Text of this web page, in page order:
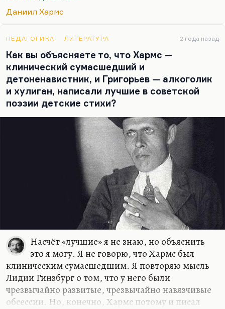
обэриутов… Я впервые столкнулся с Умкой-
переводчицей. Найдите эту книгу. Это к вопросу
переводчиках.
И у Герасимовой есть замечательные
исследования о смешном в поэтике обэриутов, и у
Лекманова они есть, и у Лощилова. Да многие
писали, в…
Даниил Хармс
ПЕДАГОГИКА ЛИТЕРАТУРА 2 года назад
Как вы объясняете то, что Хармс —
клинический сумасшедший и
детоненавистник, и Григорьев — алкоголик
и хулиган, написали лучшие в советской
поэзии детские стихи?
Насчёт «лучшие» я не знаю, но объяснить
это я могу. Я не говорю, что Хармс был
клиническим сумасшедшим. Я повторяю мысль
Лидии Гинзбург о том, что у него были
чрезвычайно развитые, чрезвычайно навязчивые
обсессии. Но, конечно, Хармс потому и писал